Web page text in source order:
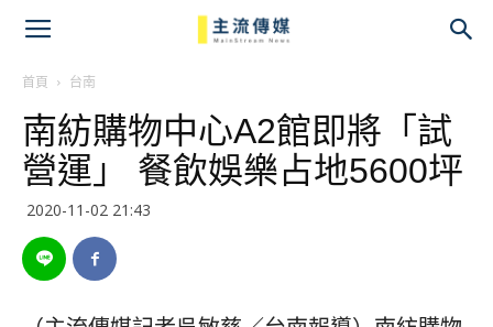
首頁 台南
南紡購物中心A2館即將「試
營運」 餐飲娛樂占地5600坪
2020-11-02 21:43